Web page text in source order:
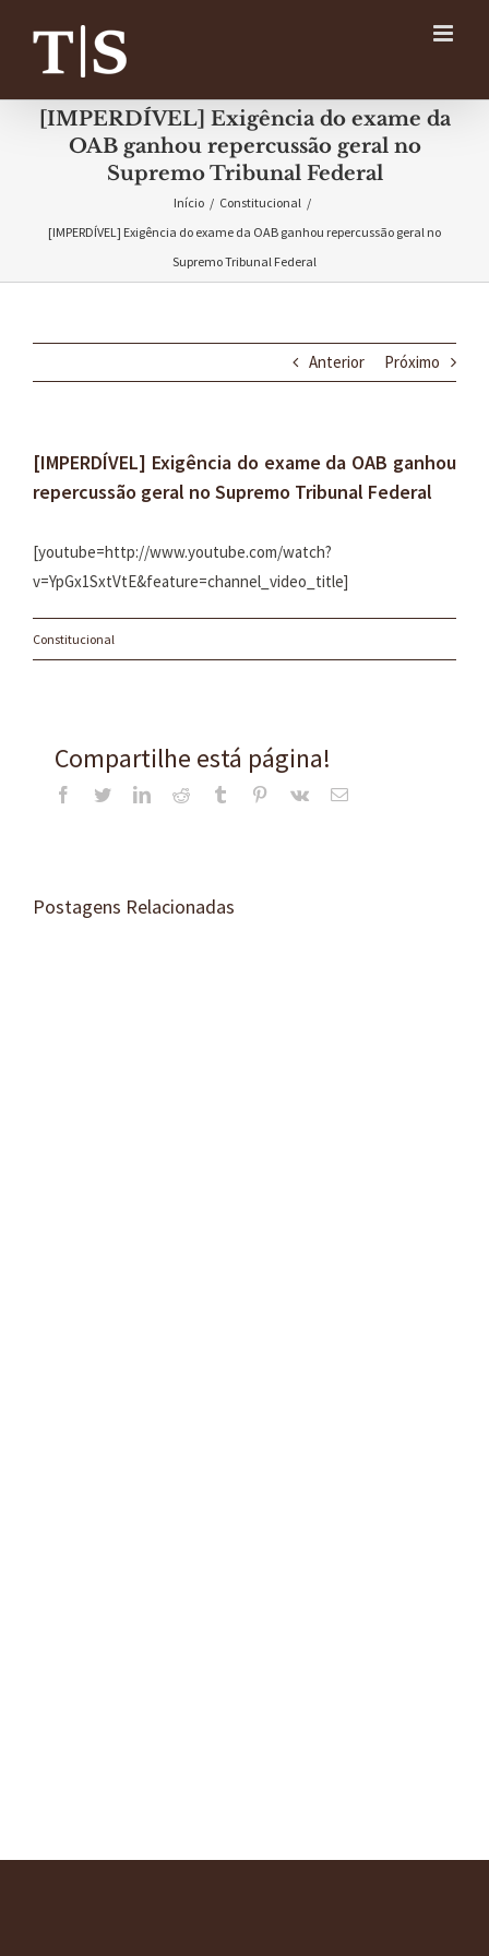
conteúdo
[IMPERDÍVEL] Exigência do exame da
OAB ganhou repercussão geral no
Supremo Tribunal Federal
Início / Constitucional /
[IMPERDÍVEL] Exigência do exame da OAB ganhou repercussão geral no
Supremo Tribunal Federal
Anterior Próximo
[IMPERDÍVEL] Exigência do exame da OAB ganhou
repercussão geral no Supremo Tribunal Federal
[youtube=http://www.youtube.com/watch?
v=YpGx1SxtVtE&feature=channel_video_title]
Constitucional
Compartilhe está página!
Facebook
TwitterLinkedInReddit Tumblr Pinterest
Vk
E-
Postagens Relacionadas